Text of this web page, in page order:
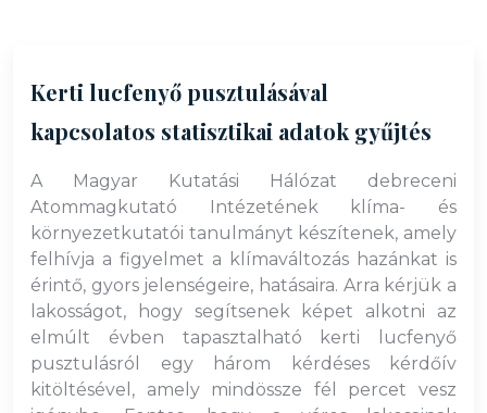
Kerti lucfenyő pusztulásával
kapcsolatos statisztikai adatok gyűjtés
A Magyar Kutatási Hálózat debreceni
Atommagkutató Intézetének klíma- és
környezetkutatói tanulmányt készítenek, amely
felhívja a figyelmet a klímaváltozás hazánkat is
érintő, gyors jelenségeire, hatásaira. Arra kérjük a
lakosságot, hogy segítsenek képet alkotni az
elmúlt évben tapasztalható kerti lucfenyő
pusztulásról egy három kérdéses kérdőív
kitöltésével, amely mindössze fél percet vesz